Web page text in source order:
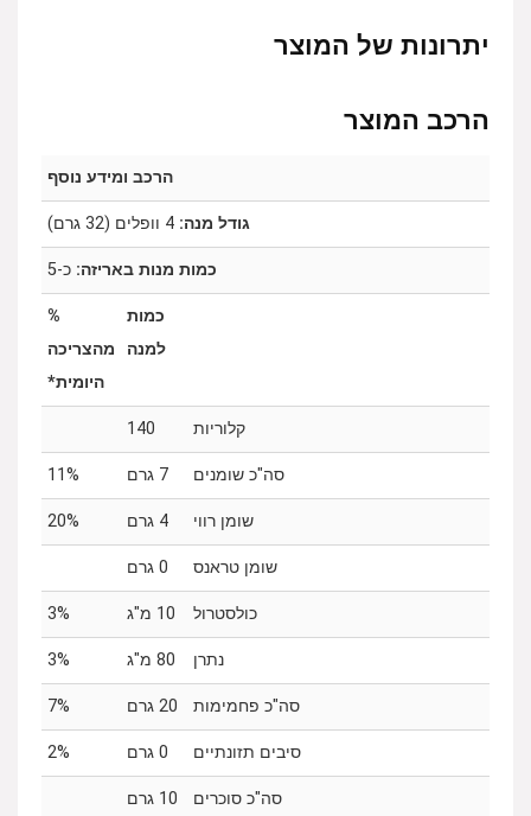
יתרונות של המוצר
הרכב המוצר
הרכב ומידע נוסף
גודל מנה: 4 וופלים (32 גרם)
כמות מנות באריזה: כ-5
כמות
למנה
%
מהצריכה
היומית*
קלוריות 140
סה"כ שומנים 7 גרם 11%
שומן רווי 4 גרם ‎20%
שומן טראנס 0 גרם
כולסטרול 10 מ"ג ‎3%
נתרן 80 מ"ג ‎3%
סה"כ פחמימות 20 גרם ‎7%‎
סיבים תזונתיים 0 גרם ‎2%‎
סה"כ סוכרים 10 גרם